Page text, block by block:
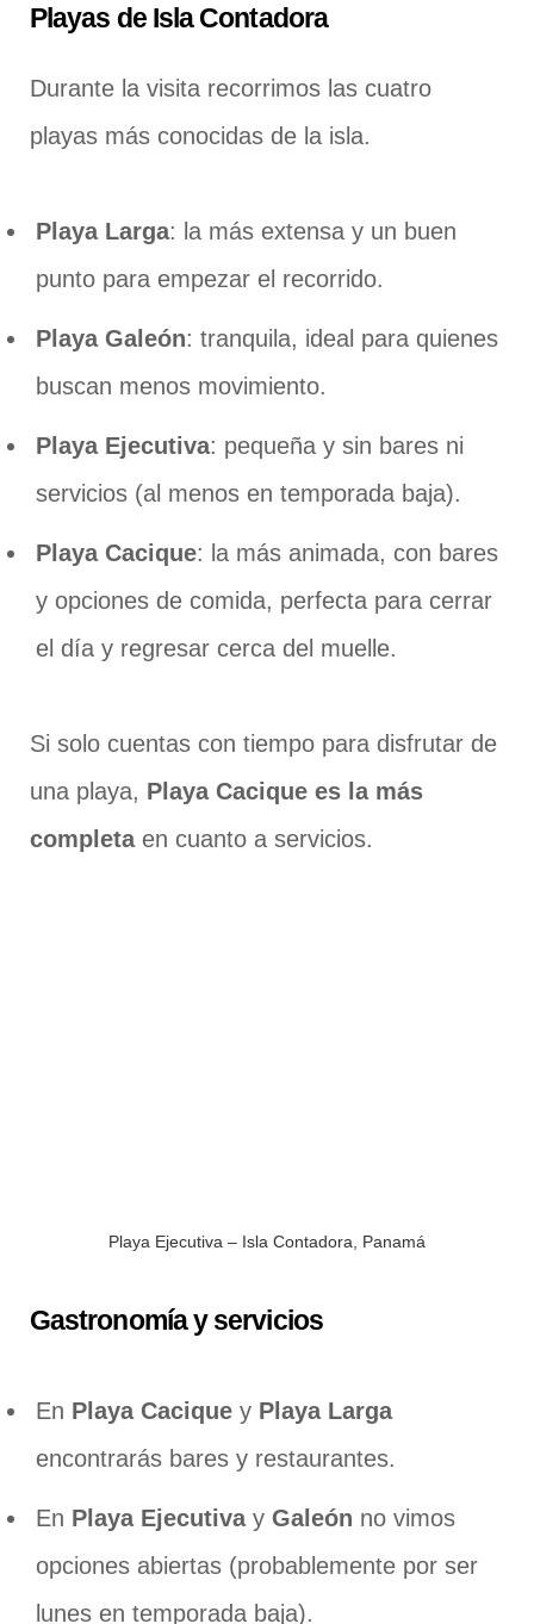
Playas de Isla Contadora
Durante la visita recorrimos las cuatro
playas más conocidas de la isla.
Playa Larga: la más extensa y un buen
punto para empezar el recorrido.
Playa Galeón: tranquila, ideal para quienes
buscan menos movimiento.
Playa Ejecutiva: pequeña y sin bares ni
servicios (al menos en temporada baja).
Playa Cacique: la más animada, con bares
y opciones de comida, perfecta para cerrar
el día y regresar cerca del muelle.
Si solo cuentas con tiempo para disfrutar de
una playa, Playa Cacique es la más
completaen cuanto a servicios.
Playa Ejecutiva – Isla Contadora, Panamá
Gastronomía y servicios
En Playa Cacique y Playa Larga
encontrarás bares y restaurantes.
En Playa Ejecutivay Galeón no vimos
opciones abiertas (probablemente por ser
lunes en temporada baja).